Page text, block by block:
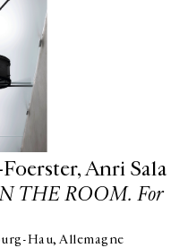
Anri Sala
THE ROOM. For
Hau, Allemagne